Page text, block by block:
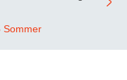
Sommer